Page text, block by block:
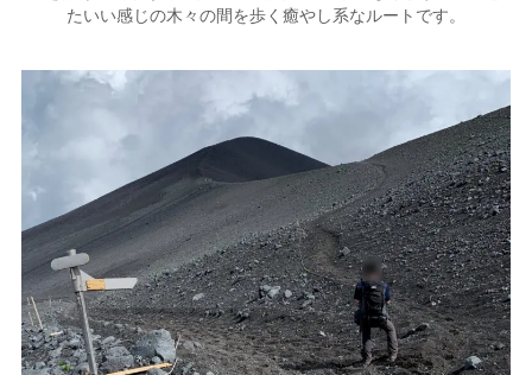
たいい感じの木々の間を歩く癒やし系なルートです。